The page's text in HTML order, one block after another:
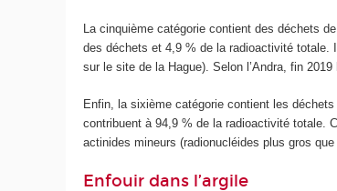
La cinquième catégorie contient des déchets
des déchets et 4,9 % de la radioactivité totale.
sur le site de la Hague). Selon l’Andra, fin
Enfin, la sixième catégorie contient les
contribuent à 94,9 % de la radioactivité totale.
actinides mineurs (radionucléides plus gros
Enfouir dans l’argile